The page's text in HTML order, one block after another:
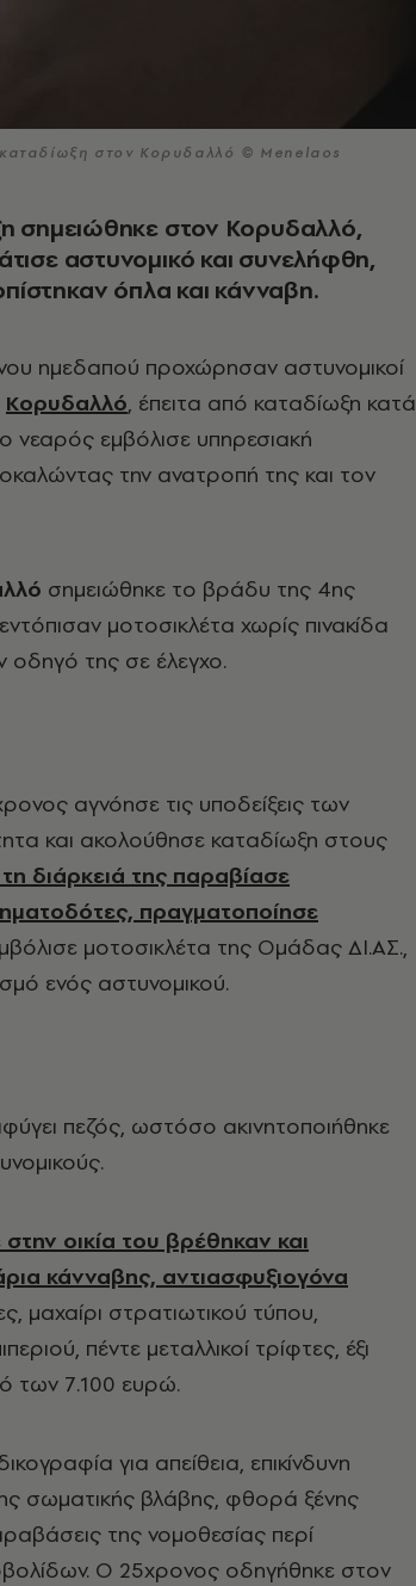
καταδίωξη στον Κορυδαλλό © Menelaos
σημειώθηκε στον Κορυδαλλό,
αστυνομικό και συνελήφθη,
όπλα και κάνναβη.
ημεδαπού προχώρησαν αστυνομικοί
Κορυδαλλό, έπειτα από καταδίωξη κατά
νεαρός εμβόλισε υπηρεσιακή
την ανατροπή της και τον
σημειώθηκε το βράδυ της 4ης
μοτοσικλέτα χωρίς πινακίδα
οδηγό της σε έλεγχο.
αγνόησε τις υποδείξεις των
και ακολούθησε καταδίωξη στους
διάρκειά της παραβίασε
πραγματοποίησε
μοτοσικλέτα της Ομάδας ΔΙ.ΑΣ.,
ενός αστυνομικού.
πεζός, ωστόσο ακινητοποιήθηκε
οικία του βρέθηκαν και
κάνναβης, αντιασφυξιογόνα
μαχαίρι στρατιωτικού τύπου,
πέντε μεταλλικοί τρίφτες, έξι
των 7.100 ευρώ.
για απείθεια, επικίνδυνη
σωματικής βλάβης, φθορά ξένης
της νομοθεσίας περί
Ο 25χρονος οδηγήθηκε στον